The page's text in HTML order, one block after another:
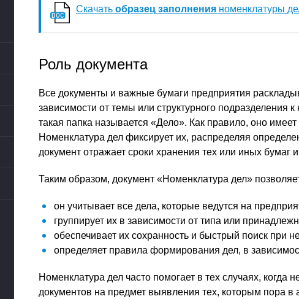
Скачать образец заполнения номенклатуры
Роль документа
Все документы и важные бумаги предприятия
зависимости от темы или структурного подразделения
такая папка называется «Дело». Как правило, оно
Номенклатура дел фиксирует их, распределяя
документ отражает сроки хранения тех или иных бумаг
Таким образом, документ «Номенклатура дел»
он учитывает все дела, которые ведутся на
группирует их в зависимости от типа или
обеспечивает их сохранность и быстрый поиск при
определяет правила формирования дел, в
Номенклатура дел часто помогает в тех случаях,
документов на предмет выявления тех, которым пора в